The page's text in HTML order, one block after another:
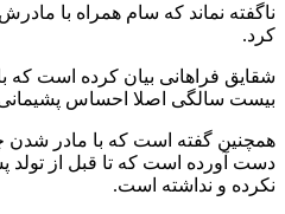
ناگفته نماند که سام همراه با
کرد.
شقایق فراهانی بیان کرده است
بیست سالگی اصلا احساس پشیمانی
همچنین گفته است که با مادر شدن
دست آورده است که تا قبل از تولد
نکرده و نداشته است.